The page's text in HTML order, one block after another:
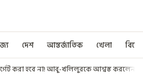
দেশ আন্তর্জাতিক খেলা
আশ্বস্ত করলেন মুখ্যমন্ত্রী এগিয়ে গেল